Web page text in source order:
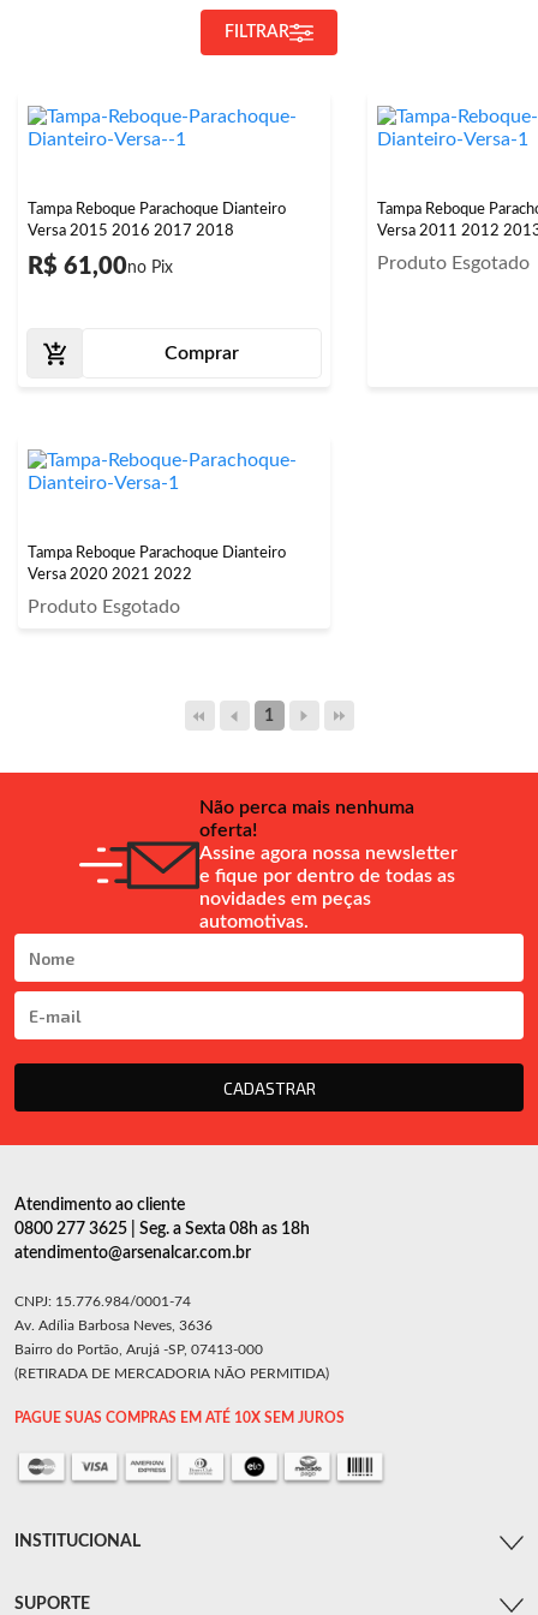
FILTRAR
Tampa Reboque Parachoque Dianteiro
Versa 2015 2016 2017 2018
R$ 61,00
Comprar
Tampa Reboque
Versa 2011 2012
Produto Esgotado
Tampa Reboque Parachoque Dianteiro
Versa 2020 2021 2022
Produto Esgotado
1
Não perca mais nenhuma
oferta!
Assine agora nossa newsletter
e fique por dentro de todas as
novidades em peças
automotivas.
CADASTRAR
Atendimento ao cliente
0800 277 3625 | Seg. a Sexta 08h as 18h
atendimento@arsenalcar.com.br
CNPJ: 15.776.984/0001-74
Av. Adília Barbosa Neves, 3636
Bairro do Portão, Arujá -SP, 07413-000
(RETIRADA DE MERCADORIA NÃO PERMITIDA)
PAGUE SUAS COMPRAS EM ATÉ 10X SEM JUROS
INSTITUCIONAL
SUPORTE